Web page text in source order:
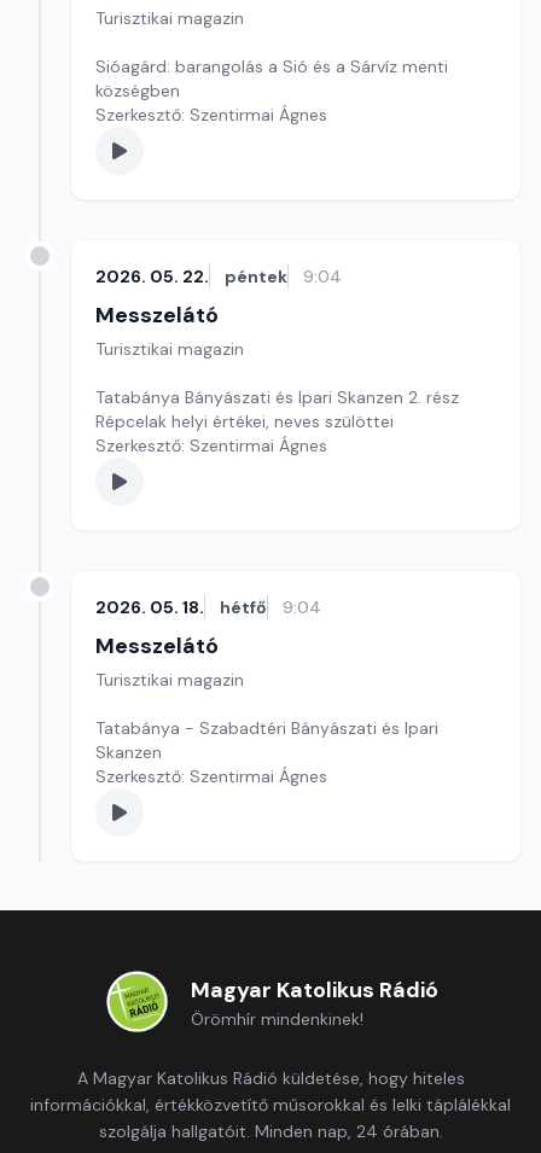
Turisztikai magazin
Sióagárd: barangolás a Sió és a Sárvíz menti
községben
Szerkesztő: Szentirmai Ágnes
2026. 05. 22. péntek 9:04
Messzelátó
Turisztikai magazin
Tatabánya Bányászati és Ipari Skanzen 2. rész
Répcelak helyi értékei, neves szülöttei
Szerkesztő: Szentirmai Ágnes
2026. 05. 18. hétfő 9:04
Messzelátó
Turisztikai magazin
Tatabánya - Szabadtéri Bányászati és Ipari
Skanzen
Szerkesztő: Szentirmai Ágnes
Magyar Katolikus Rádió
Örömhír mindenkinek!
A Magyar Katolikus Rádió küldetése, hogy hiteles
információkkal, értékközvetítő műsorokkal és lelki táplálékkal
szolgálja hallgatóit. Minden nap, 24 órában.